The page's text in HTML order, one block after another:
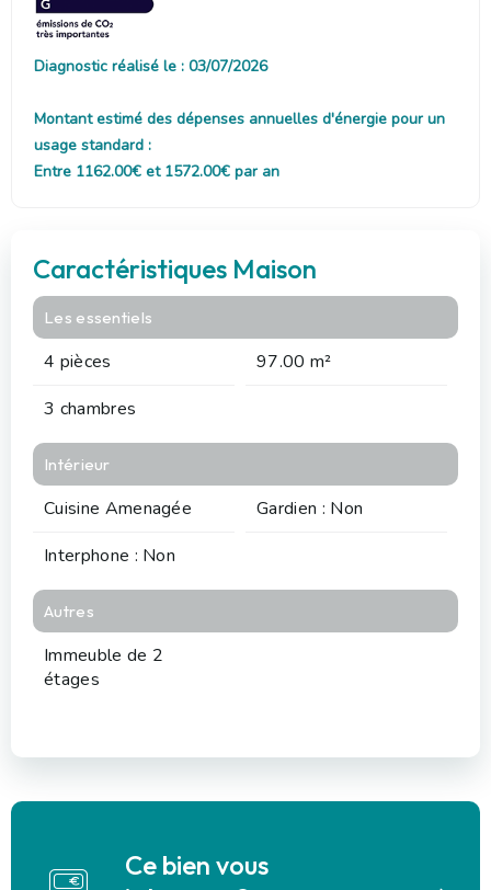
Diagnostic réalisé le : 03/07/2026
Montant estimé des dépenses annuelles d'énergie pour un
usage standard :
Entre 1162.00€ et 1572.00€ par an
Caractéristiques Maison
Les essentiels
4 pièces
97.00 m²
3 chambres
Intérieur
Cuisine Amenagée
Gardien : Non
Interphone : Non
Autres
Immeuble de 2
étages
Ce bien vous